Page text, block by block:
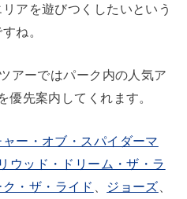
アを遊びつくしたいという
ね。
アーではパーク内の人気ア
優先案内してくれます。
ー・オブ・スパイダーマ
ウッド・ドリーム・ザ・ラ
・ザ・ライド 、 ジョーズ、